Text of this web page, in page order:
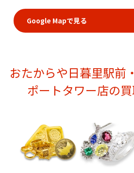
Google Mapで見る
おたからや日暮里駅前
ポートタワー店の